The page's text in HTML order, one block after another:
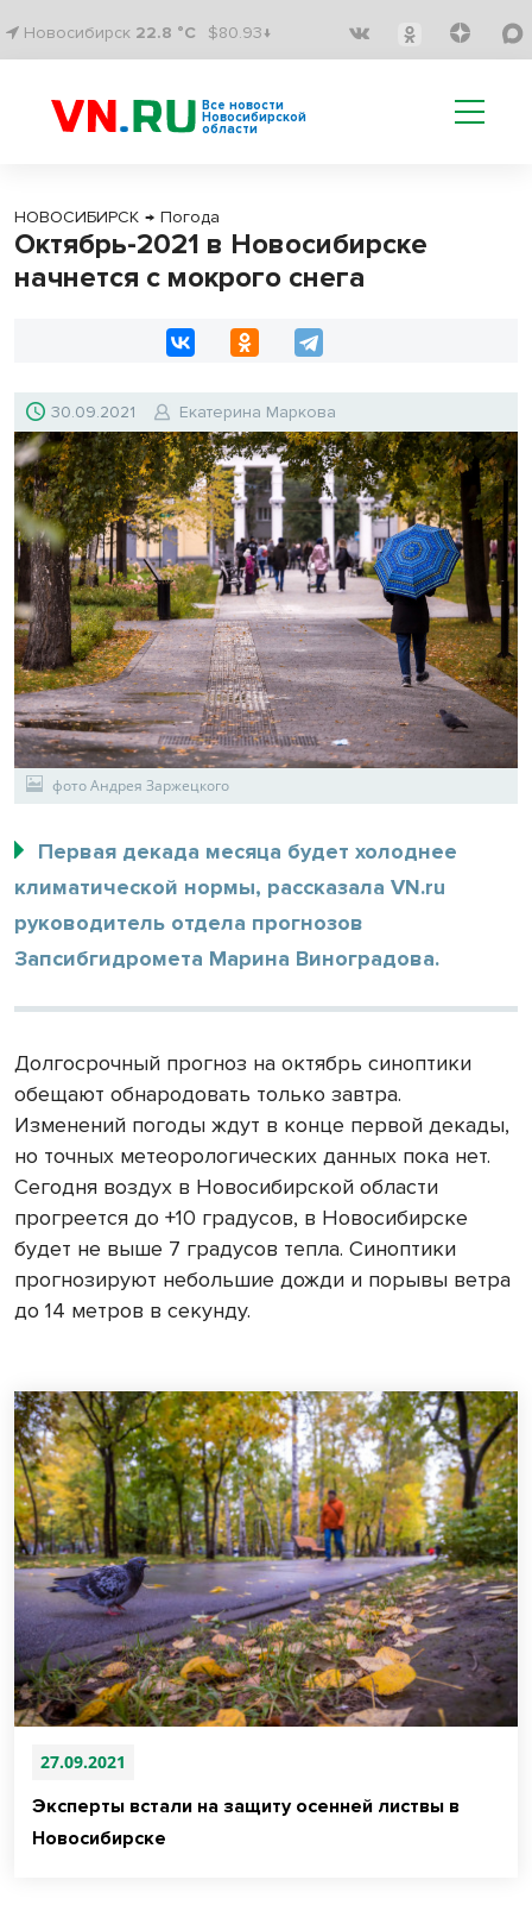
Новосибирск 22.8 °C $80.93↓
Все новости
Новосибирской
области
НОВОСИБИРСК → Погода
Октябрь-2021 в Новосибирске
начнется с мокрого снега
30.09.2021 Екатерина Маркова
фото Андрея Заржецкого
Первая декада месяца будет холоднее
климатической нормы, рассказала VN.ru
руководитель отдела прогнозов
Запсибгидромета Марина Виноградова.
Долгосрочный прогноз на октябрь синоптики
обещают обнародовать только завтра.
Изменений погоды ждут в конце первой декады,
но точных метеорологических данных пока нет.
Сегодня воздух в Новосибирской области
прогреется до +10 градусов, в Новосибирске
будет не выше 7 градусов тепла. Синоптики
прогнозируют небольшие дожди и порывы ветра
до 14 метров в секунду.
27.09.2021
Эксперты встали на защиту осенней листвы в
Новосибирске